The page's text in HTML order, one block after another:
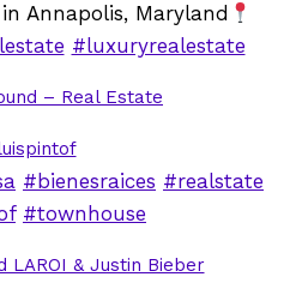
Annapolis, Maryland
#luxuryrealestate
– Real Estate
#bienesraices #realstate
#townhouse
LAROI & Justin Bieber